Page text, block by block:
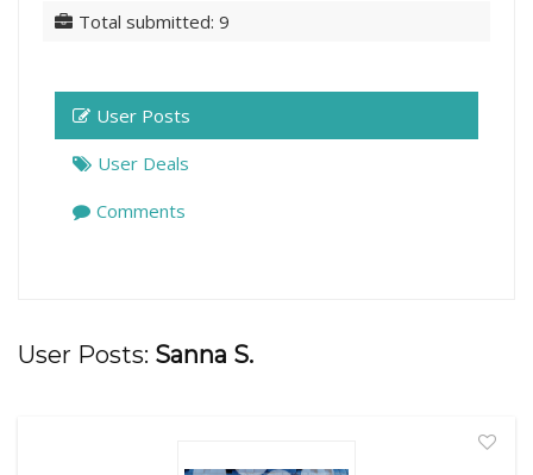
Total submitted: 9
User Posts
User Deals
Comments
User Posts: Sanna S.